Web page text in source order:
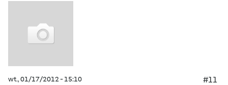
wt., 01/17/2012 - 15:10
#11